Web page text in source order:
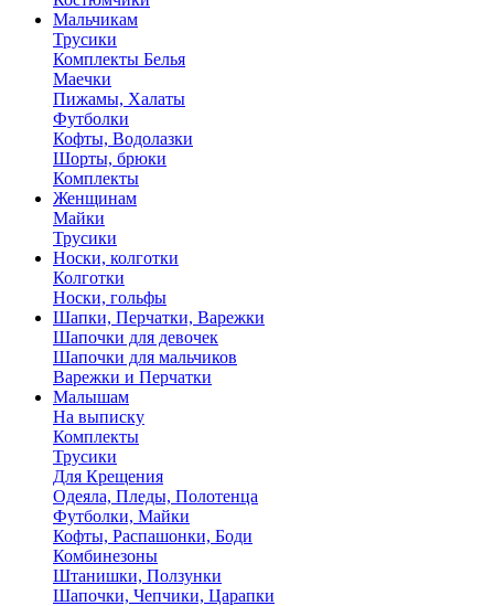
Мальчикам
Трусики
Комплекты Белья
Маечки
Пижамы, Халаты
Футболки
Кофты, Водолазки
Шорты, брюки
Комплекты
Женщинам
Майки
Трусики
Носки, колготки
Колготки
Носки, гольфы
Шапки, Перчатки, Варежки
Шапочки для девочек
Шапочки для мальчиков
Варежки и Перчатки
Малышам
На выписку
Комплекты
Трусики
Для Крещения
Одеяла, Пледы, Полотенца
Футболки, Майки
Кофты, Распашонки, Боди
Комбинезоны
Штанишки, Ползунки
Шапочки, Чепчики, Царапки